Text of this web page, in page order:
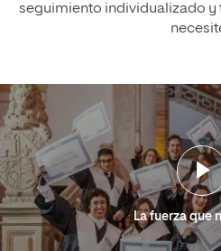
seguimiento individualizado y
La fuerza que